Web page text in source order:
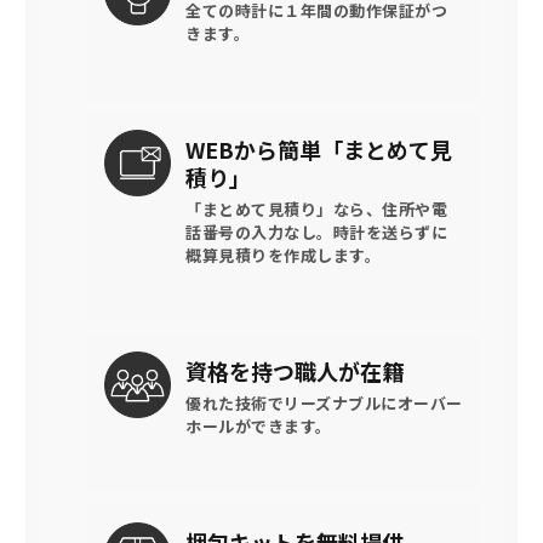
全ての時計に １年間の動作保証がつ
きます。
WEBから簡単 「まとめて見
積り」
「まとめて見積り」なら、住所や電
話番号の入力なし。時計を送らずに
概算見積りを作成します。
資格を持つ職人が在籍
優れた技術でリーズナブルにオーバー
ホールができます。